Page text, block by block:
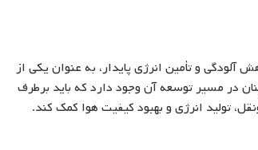
و تأمین انرژی پایدار، به عنوان یکی از
در مسیر توسعه آن وجود دارد که باید برطرف
تولید انرژی و بهبود کیفیت هوا کمک کند.